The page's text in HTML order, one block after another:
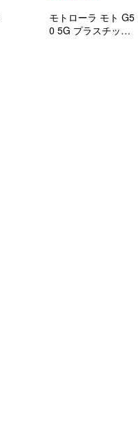
モトローラ モト G5
0 5G プラスチック